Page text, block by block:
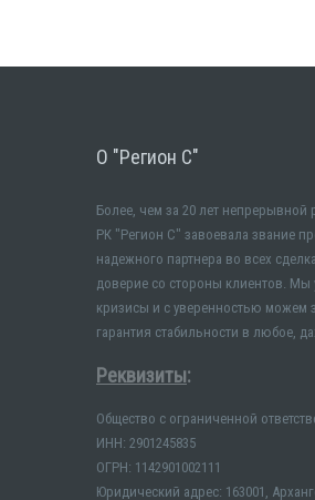
О "Регион С"
Более, чем за 20 лет непрерывной
РК "Регион С" завоевала звание
надежного партнера во всех
доверие со стороны клиентов.
кризисы и с уверенностью можем
гарантия стабильности в любое,
Реквизиты:
Общество с ограниченной
ИНН: 2901245835
ОГРН: 1142901002111
Юридический адрес: 163001,